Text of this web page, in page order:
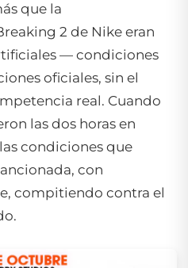
que la
2 de Nike eran
— condiciones
oficiales, sin el
real. Cuando
las dos horas en
condiciones que
con
compitiendo contra el